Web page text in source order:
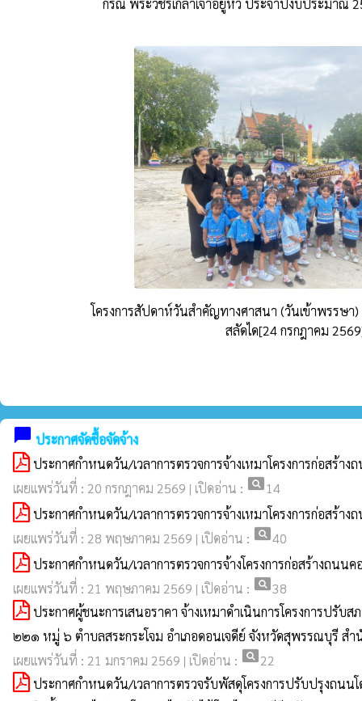
โครงการสัปดาห์วันสำคัญทางศาสนา (วันเข้าพรรษ
สลัดได[24 กรกฎาคม
chat_bubble ประกาศจัดซื้อจัดจ้าง
ประกาศกำหนดวัน/เวลาการตรวจการจ้างเหมาโครงการก่อสร้
เผยแพร่วันที่ : 20 กรกฎาคม 2569 | เปิดอ่าน : pageview14
ประกาศกำหนดวัน/เวลาการตรวจการจ้างเหมาโครงการก่อสร้
เผยแพร่วันที่ : 28 พฤษภาคม 2569 | เปิดอ่าน : pageview40
ประกาศกำหนดวัน/เวลาการตรวจการจ้างโครงการก่อสร้างถนน
เผยแพร่วันที่ : 21 พฤษภาคม 2569 | เปิดอ่าน : pageview38
ประกาศผู้ชนะการเสนอราคา จ้างเหมาดำเนินการโครงการป
๒๒๑ หมู่ ๖ ตำบลสระกระโจม อำเภอดอนเจดีย์ จังหวัดสุพรรณบุรี สำ
เผยแพร่วันที่ : 21 มกราคม 2569 | เปิดอ่าน : pageview22
ประกาศกำหนดวัน/เวลาการตรวจรับพัสดุโครงการปรับปรุงถน